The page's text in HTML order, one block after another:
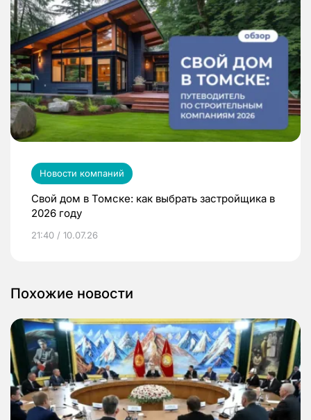
Новости компаний
Свой дом в Томске: как выбрать застройщика в
2026 году
21:40 / 10.07.26
Похожие новости